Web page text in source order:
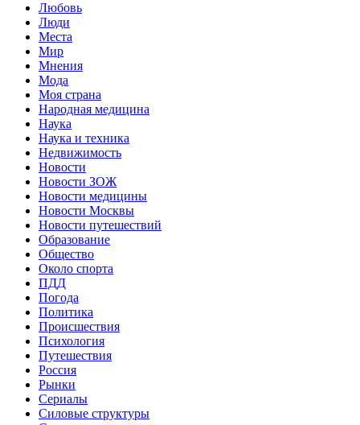
Любовь
Люди
Места
Мир
Мнения
Мода
Моя страна
Народная медицина
Наука
Наука и техника
Недвижимость
Новости
Новости ЗОЖ
Новости медицины
Новости Москвы
Новости путешествий
Образование
Общество
Около спорта
ПДД
Погода
Политика
Происшествия
Психология
Путешествия
Россия
Рынки
Сериалы
Силовые структуры